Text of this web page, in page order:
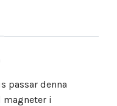
passar denna
i